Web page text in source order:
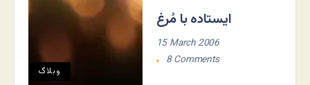
وبلاگ
ایستاده با مُرغ
15 March 2006
8 Comments